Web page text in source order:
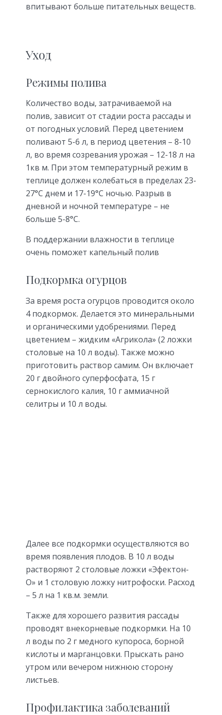
впитывают больше питательных веществ.
Уход
Режимы полива
Количество воды, затрачиваемой на
полив, зависит от стадии роста рассады и
от погодных условий. Перед цветением
поливают 5-6 л, в период цветения – 8-10
л, во время созревания урожая – 12-18 л на
1кв м. При этом температурный режим в
теплице должен колебаться в пределах 23-
27°C днем и 17-19°C ночью. Разрыв в
дневной и ночной температуре – не
больше 5-8°C.
В поддержании влажности в теплице
очень поможет капельный полив
Подкормка огурцов
За время роста огурцов проводится около
4 подкормок. Делается это минеральными
и органическими удобрениями. Перед
цветением – жидким «Агрикола» (2 ложки
столовые на 10 л воды). Также можно
приготовить раствор самим. Он включает
20 г двойного суперфосфата, 15 г
сернокислого калия, 10 г аммиачной
селитры и 10 л воды.
Далее все подкормки осуществляются во
время появления плодов. В 10 л воды
растворяют 2 столовые ложки «Эфектон-
О» и 1 столовую ложку нитрофоски. Расход
– 5 л на 1 кв.м. земли.
Также для хорошего развития рассады
проводят внекорневые подкормки. На 10
л воды по 2 г медного купороса, борной
кислоты и марганцовки. Прыскать рано
утром или вечером нижнюю сторону
листьев.
Профилактика заболеваний